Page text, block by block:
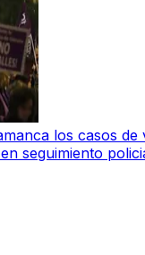
los casos de
seguimiento